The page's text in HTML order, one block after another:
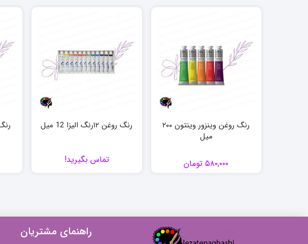
رنگ روغن وینزور وینتون ۲۰۰
میل
۵۸۰,۰۰۰ تومان
رنگ روغن ۱۲رنگ الیزا 12 میل
تماس بگیرید!
راهنمای مشتریان